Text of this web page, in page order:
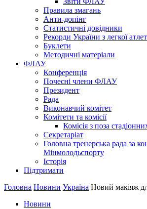
Правила змагань
Анти-допінг
Статистичні довідники
Рекорди України з легкої
Буклети
Методичні матеріали
ФЛАУ
Конференція
Почесні члени ФЛАУ
Президент
Рада
Виконавчий комітет
Комітети та комісії
Комісія з поза
Секретаріат
Головна тренерська рада за
Мінмолодьспорту
Історія
Підтримати
Головна Новини Україна Новий макіяж
Новини